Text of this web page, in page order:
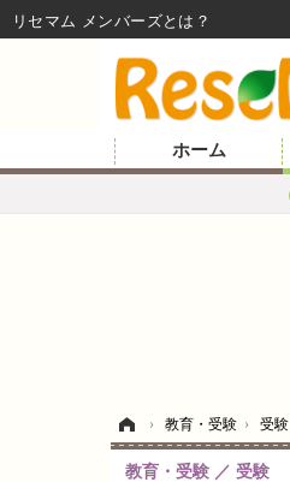
ホーム
› 教育・受験 › 受験
教育・受験 受験
リセマム メンバーズ